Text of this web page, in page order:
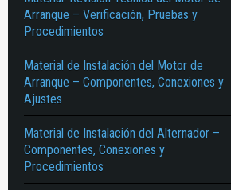
Arranque – Verificación, Pruebas y
Procedimientos
Material de Instalación del Motor de
Arranque – Componentes, Conexiones y
Ajustes
Material de Instalación del Alternador –
Componentes, Conexiones y
Procedimientos